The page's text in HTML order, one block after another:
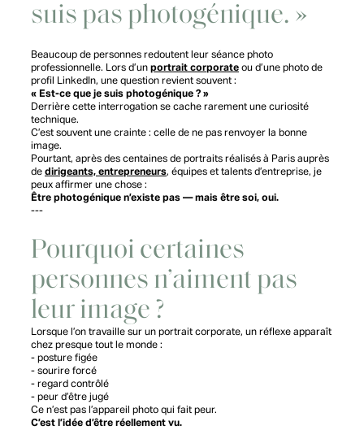
suis pas photogénique. »
Beaucoup de personnes redoutent leur séance photo
professionnelle. Lors d’un portrait corporate ou d’une photo de
profil LinkedIn, une question revient souvent :
« Est-ce que je suis photogénique ? »
Derrière cette interrogation se cache rarement une curiosité
technique.
C’est souvent une crainte : celle de ne pas renvoyer la bonne
image.
Pourtant, après des centaines de portraits réalisés à Paris auprès
de dirigeants, entrepreneurs, équipes et talents d’entreprise, je
peux affirmer une chose :
Être photogénique n’existe pas — mais être soi, oui.
---
Pourquoi certaines
personnes n’aiment pas
leur image ?
Lorsque l’on travaille sur un portrait corporate, un réflexe apparaît
chez presque tout le monde :
- posture figée
- sourire forcé
- regard contrôlé
- peur d’être jugé
Ce n’est pas l’appareil photo qui fait peur.
C’est l’idée d’être réellement vu.